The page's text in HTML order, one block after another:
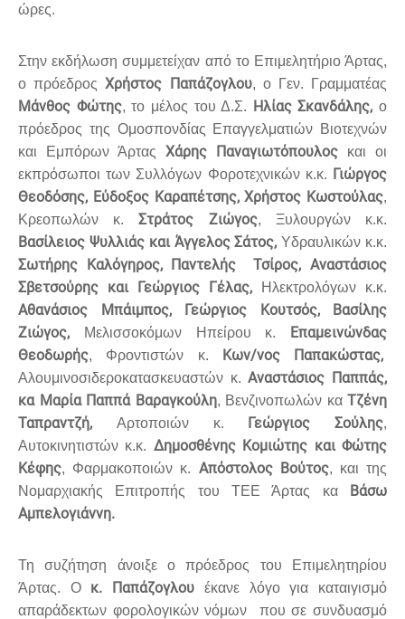
ώρες.
Στην εκδήλωση συμμετείχαν από το Επιμελητήριο Άρτας,
ο πρόεδρος Χρήστος Παπάζογλου, ο Γεν. Γραμματέας
Μάνθος Φώτης, το μέλος του Δ.Σ. Ηλίας Σκανδάλης, ο
πρόεδρος της Ομοσπονδίας Επαγγελματιών Βιοτεχνών
και Εμπόρων Άρτας Χάρης Παναγιωτόπουλος και οι
εκπρόσωποι των Συλλόγων Φοροτεχνικών κ.κ. Γιώργος
Θεοδόσης, Εύδοξος Καραπέτσης, Χρήστος Κωστούλας,
Κρεοπωλών κ.Στράτος Ζιώγος, Ξυλουργών κ.κ.
Βασίλειος Ψυλλιάς και Άγγελος Σάτος, Υδραυλικών κ.κ.
Σωτήρης Καλόγηρος, Παντελής Τσίρος, Αναστάσιος
Σβετσούρης και Γεώργιος Γέλας, Ηλεκτρολόγων κ.κ.
Αθανάσιος Μπάιμπος, Γεώργιος Κουτσός, Βασίλης
Ζιώγος, Μελισσοκόμων Ηπείρου κ. Επαμεινώνδας
Θεοδωρής, Φροντιστών κ. Κων/νος Παπακώστας,
Αλουμινοσιδεροκατασκευαστών κ.Αναστάσιος Παππάς,
κα Μαρία Παππά Βαραγκούλη, Βενζινοπωλών κα Τζένη
Ταπραντζή, Αρτοποιών κ. Γεώργιος Σούλης,
Αυτοκινητιστών κ.κ. Δημοσθένης Κομιώτης και Φώτης
Κέφης, Φαρμακοποιών κ. Απόστολος Βούτος, και της
Νομαρχιακής Επιτροπής του ΤΕΕ Άρτας καΒάσω
Αμπελογιάννη.
Τη συζήτηση άνοιξε ο πρόεδρος του Επιμελητηρίου
Άρτας. Ο κ. Παπάζογλου έκανε λόγο για καταιγισμό
απαράδεκτων φορολογικών νόμων που σε συνδυασμό